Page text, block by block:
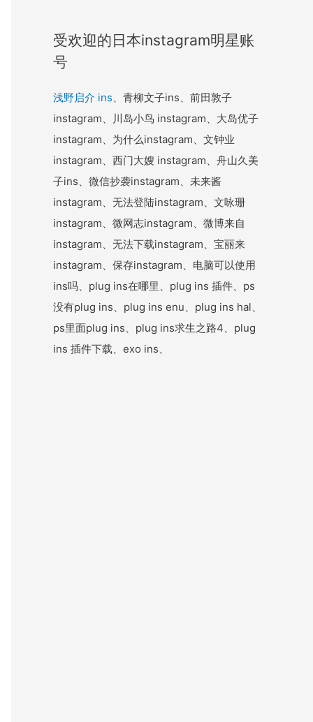
受欢迎的日本instagram明星账
号
浅野启介 ins 、青柳文子ins、前田敦子
instagram、川岛小鸟 instagram、大岛优子
instagram、为什么instagram、文钟业
instagram、西门大嫂 instagram、舟山久美
子ins、微信抄袭instagram、未来酱
instagram、无法登陆instagram、文咏珊
instagram、微网志instagram、微博来自
instagram、无法下载instagram、宝丽来
instagram、保存instagram、电脑可以使用
ins吗、plug ins在哪里、plug ins 插件、ps
没有plug ins、plug ins enu、plug ins hal、
ps里面plug ins、plug ins求生之路4、plug
ins 插件下载、exo ins、